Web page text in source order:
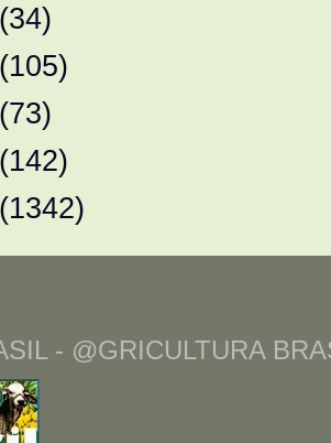
(34)
(105)
(73)
(142)
(1342)
- @GRICULTURA